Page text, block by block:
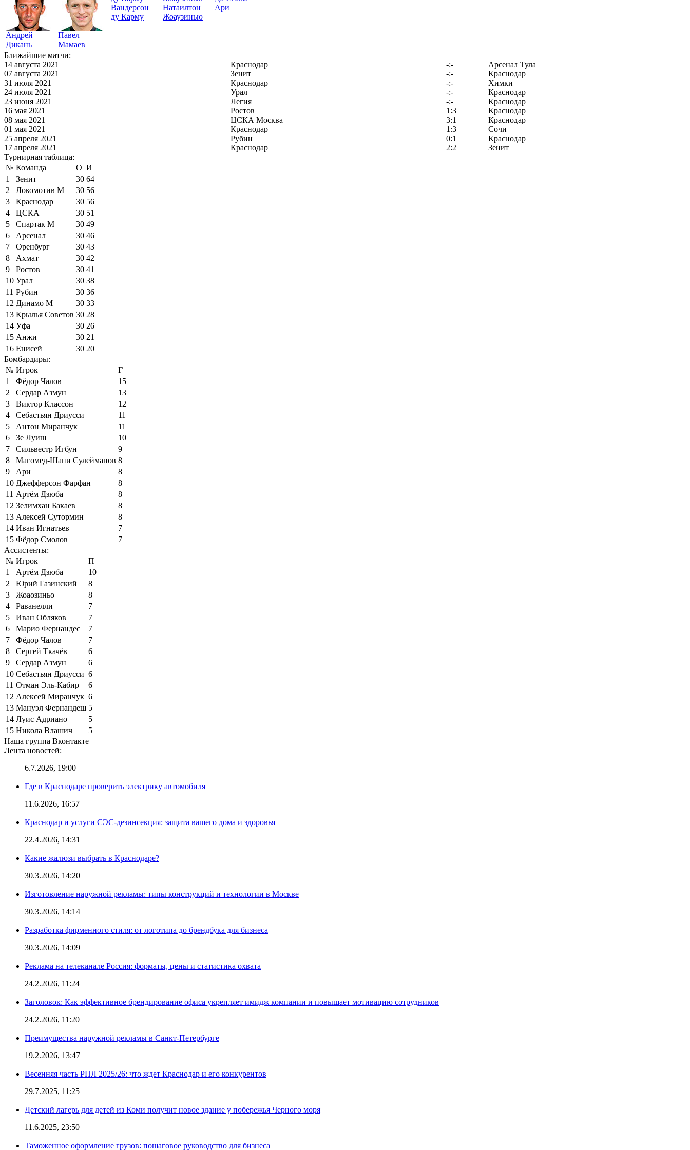
Андрей
Дикань
Павел
Мамаев
Вандерсон
ду Карму
Натаилтон
Жоаузинью
Ари
Ближайшие матчи:
14 августа 2021
Краснодар -:-
Арсенал Тула
07 августа 2021
Зенит -:-
Краснодар
31 июля 2021
Краснодар -:-
Химки
24 июля 2021
Урал -:-
Краснодар
23 июня 2021
Легия -:-
Краснодар
16 мая 2021
Ростов 1:3
Краснодар
08 мая 2021
ЦСКА Москва 3:1
Краснодар
01 мая 2021
Краснодар 1:3
Сочи
25 апреля 2021
Рубин 0:1
Краснодар
17 апреля 2021
Краснодар 2:2
Зенит
Турнирная таблица:
№ Команда О И
1
Зенит 30 64
2
Локомотив М 30 56
3
Краснодар 30 56
4
ЦСКА 30 51
5
Спартак М 30 49
6
Арсенал 30 46
7
Оренбург 30 43
8
Ахмат 30 42
9
Ростов 30 41
10 Урал 30 38
11 Рубин 30 36
12 Динамо М 30 33
13 Крылья Советов 30 28
14 Уфа 30 26
15 Анжи 30 21
16 Енисей 30 20
Бомбардиры:
№ Игрок
Г
1
Фёдор Чалов
15
2
Сердар Азмун
13
3
Виктор Классон
12
4
Себастьян Дриусси
11
5
Антон Миранчук
11
6
Зе Луиш
10
7
Сильвестр Игбун
9
8
Магомед-Шапи Сулейманов 8
9
Ари
8
10 Джефферсон Фарфан
8
11 Артём Дзюба
8
12 Зелимхан Бакаев
8
13 Алексей Сутормин
8
14 Иван Игнатьев
7
15 Фёдор Смолов
7
Ассистенты:
№ Игрок
П
1
Артём Дзюба
10
2
Юрий Газинский
8
3
Жоаозиньо
8
4
Раванелли
7
5
Иван Обляков
7
6
Марио Фернандес
7
7
Фёдор Чалов
7
8
Сергей Ткачёв
6
9
Сердар Азмун
6
10 Себастьян Дриусси 6
11 Отман Эль-Кабир
6
12 Алексей Миранчук 6
13 Мануэл Фернандеш 5
14 Луис Адриано
5
15 Никола Влашич
5
Наша группа Вконтакте
Лента новостей:
6.7.2026, 19:00
Где в Краснодаре проверить электрику автомобиля
11.6.2026, 16:57
Краснодар и услуги СЭС-дезинсекция: защита вашего дома и здоровья
22.4.2026, 14:31
Какие жалюзи выбрать в Краснодаре?
30.3.2026, 14:20
Изготовление наружной рекламы: типы конструкций и технологии в Москве
30.3.2026, 14:14
Разработка фирменного стиля: от логотипа до брендбука для бизнеса
30.3.2026, 14:09
Реклама на телеканале Россия: форматы, цены и статистика охвата
24.2.2026, 11:24
Заголовок: Как эффективное брендирование офиса укрепляет имидж компании и повышает мотивацию сотрудников
24.2.2026, 11:20
Преимущества наружной рекламы в Санкт-Петербурге
19.2.2026, 13:47
Весенняя часть РПЛ 2025/26: что ждет Краснодар и его конкурентов
29.7.2025, 11:25
Детский лагерь для детей из Коми получит новое здание у побережья Черного моря
11.6.2025, 23:50
Таможенное оформление грузов: пошаговое руководство для бизнеса